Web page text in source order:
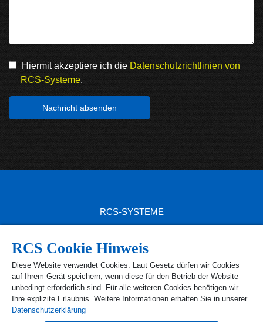
RCS Cookie Hinweis
Diese Website verwendet Cookies. Laut Gesetz dürfen wir Cookies
auf Ihrem Gerät speichern, wenn diese für den Betrieb der Website
unbedingt erforderlich sind. Für alle weiteren Cookies benötigen wir
Ihre explizite Erlaubnis. Weitere Informationen erhalten Sie in unserer
Datenschutzerklärung
Hiermit akzeptiere ich die Datenschutzrichtlinien von
RCS-Systeme.
RCS-SYSTEME
RCS KONTAKT
Ust.-Id Nr. DE 1 63 89 40 52